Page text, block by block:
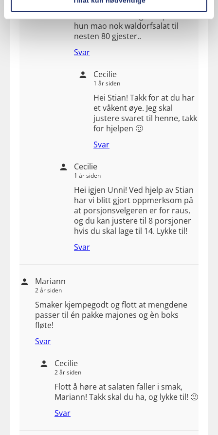
nesten 20 personer. Følger Unni
rådet ditt med velgeren på 14 har
hun mao nok waldorfsalat til
nesten 80 gjester..
Svar
Cecilie
1 år siden
Hei Stian! Takk for at du har
et våkent øye. Jeg skal
justere svaret til henne, takk
for hjelpen 🙂
Svar
Cecilie
1 år siden
Hei igjen Unni! Ved hjelp av Stian
har vi blitt gjort oppmerksom på
at porsjonsvelgeren er for raus,
og du kan justere til 8 porsjoner
hvis du skal lage til 14. Lykke til!
Svar
Mariann
2 år siden
Smaker kjempegodt og flott at mengdene
passer til én pakke majones og èn boks
fløte!
Svar
Cecilie
2 år siden
Flott å høre at salaten faller i smak,
Mariann! Takk skal du ha, og lykke til! 🙂
Svar